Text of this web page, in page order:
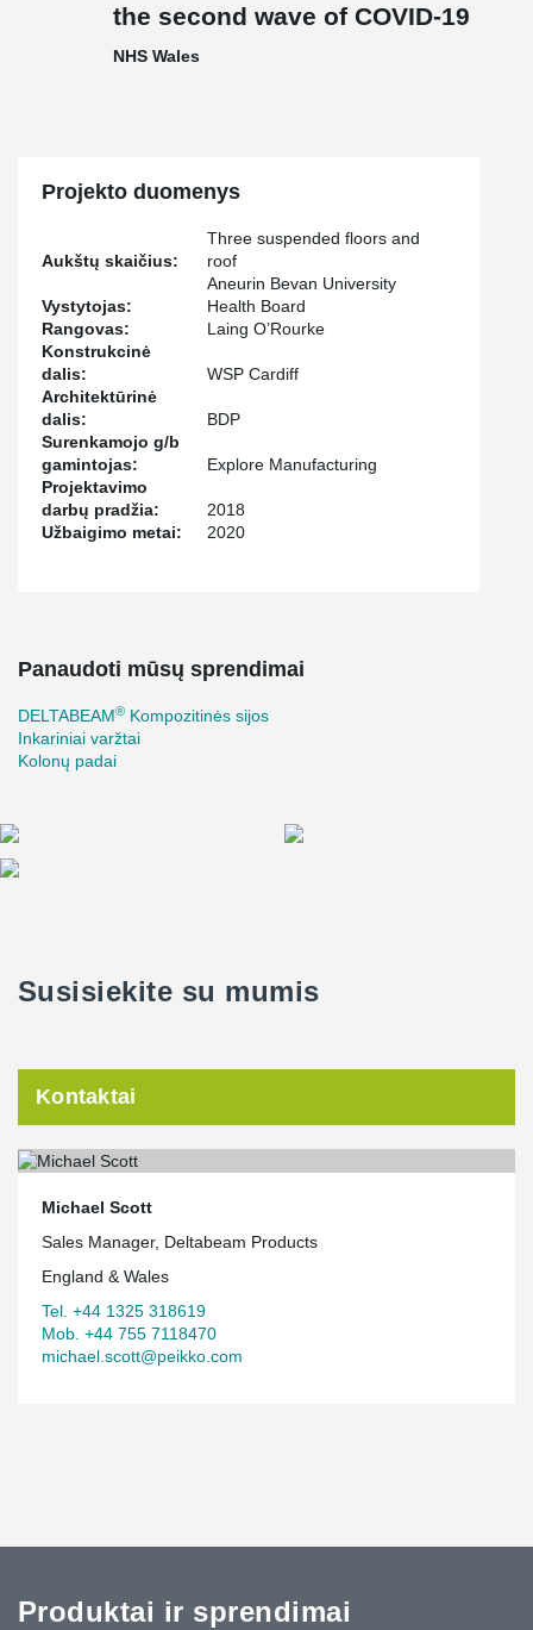
the second wave of COVID-19
NHS Wales
Projekto duomenys
Aukštų skaičius:
Three suspended floors and
roof
Vystytojas:
Aneurin Bevan University
Health Board
Rangovas:
Laing O’Rourke
Konstrukcinė
dalis:
WSP Cardiff
Architektūrinė
dalis:
BDP
Surenkamojo g/b
gamintojas:
Explore Manufacturing
Projektavimo
darbų pradžia:
2018
Užbaigimo metai:
2020
Panaudoti mūsų sprendimai
DELTABEAM® Kompozitinės sijos
Inkariniai varžtai
Kolonų padai
Susisiekite su mumis
Kontaktai
Michael Scott
Sales Manager, Deltabeam Products
England & Wales
Tel. +44 1325 318619
Mob. +44 755 7118470
michael.scott@peikko.com
Produktai ir sprendimai